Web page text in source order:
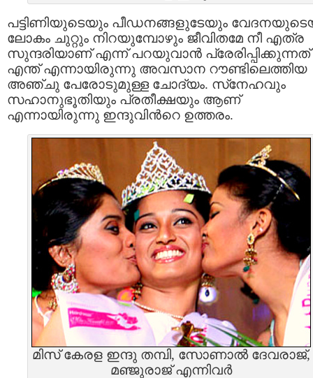
പട്ടിണിയുടെയും പീഡനങ്ങളുടേയും
ലോകം ചുറ്റും നിറയുമ്പോഴും ജീവിതമേ നീ എത്ര
സുന്ദരിയാണ് എന്ന് പറയുവാന്‍ പ്രേരിപ്പിക്കുന്നത്
എന്ത് എന്നായിരുന്നു അവസാന റൗണ്ടിലെത്തിയ
അഞ്ചു പേരോടുമുള്ള ചോദ്യം. സ്‌നേഹവും
സഹാനുഭൂതിയും പ്രതീക്ഷയും ആണ്
എന്നായിരുന്നു ഇന്ദുവിന്‍റെ ഉത്തരം.
മിസ് കേരള ഇന്ദു തമ്പി, സോണാല്‍ ദേവരാജ്,
മഞ്ജുരാജ് എന്നിവര്‍